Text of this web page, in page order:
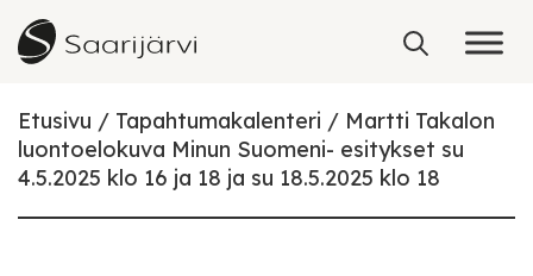
Skip to content
Etusivu Tapahtumakalenteri
Martti Takalon
luontoelokuva Minun Suomeni- esitykset su
4.5.2025 klo 16 ja 18 ja su 18.5.2025 klo 18